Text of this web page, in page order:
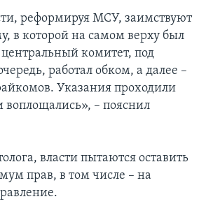
реформируя МСУ, заимствуют
в которой на самом верху был
комитет, под
работал обком, а далее –
Указания проходили
воплощались», – пояснил
власти пытаются оставить
прав, в том числе – на